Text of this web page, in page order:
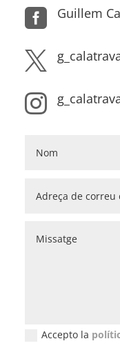
 Guillem


New Field
Accepto la